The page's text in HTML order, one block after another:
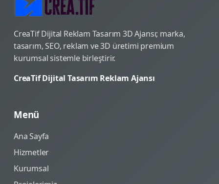
CreaTif Dijital Reklam Tasarım 3D Ajansı; marka,
tasarım, SEO, reklam ve 3D üretimi premium
kurumsal sistemle birleştirir.
CreaTif Dijital Tasarım Reklam Ajansı
Menü
Ana Sayfa
Hizmetler
Kurumsal